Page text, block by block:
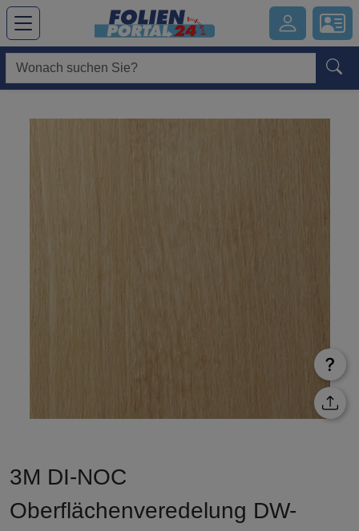
Hauptregion der Seite anspringen
3M DI-NOC
Oberflächenveredelung DW-